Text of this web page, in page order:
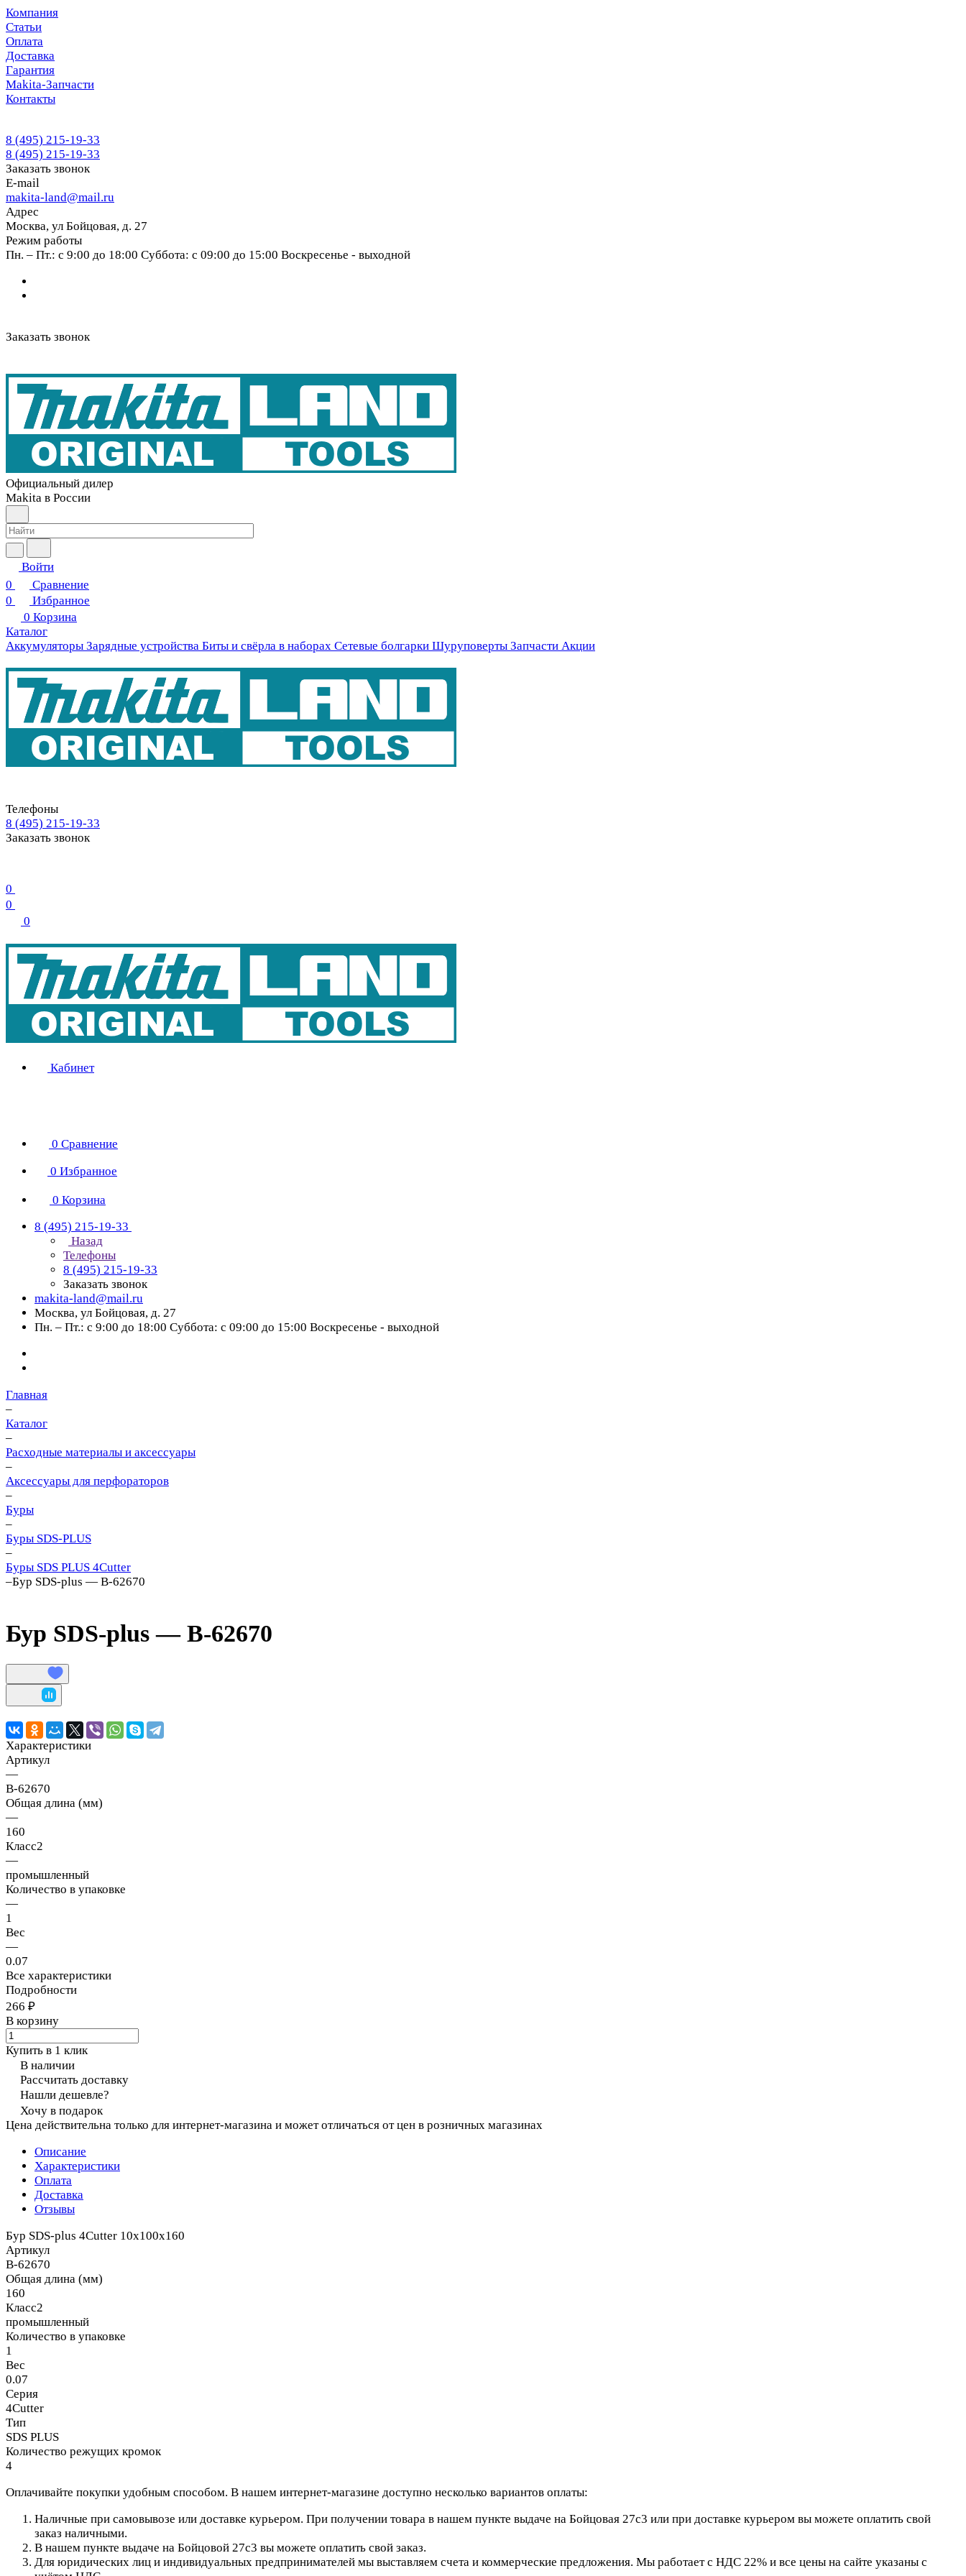
Компания
Статьи
Оплата
Доставка
Гарантия
Makita-Запчасти
Контакты
8 (495) 215-19-33
8 (495) 215-19-33
Заказать звонок
E-mail
makita-land@mail.ru
Адрес
Москва, ул Бойцовая, д. 27
Режим работы
Пн. – Пт.: с 9:00 до 18:00 Суббота: с 09:00 до 15:00 Воскресенье - выходной
Заказать звонок
Официальный дилер
Makita в России
Войти
0
Сравнение
0
Избранное
0 Корзина
Каталог
Аккумуляторы Зарядные устройства Биты и свёрла в наборах Сетевые болгарки Шуруповерты Запчасти Акции
Телефоны
8 (495) 215-19-33
Заказать звонок
0
0
0
Кабинет
0 Сравнение
0 Избранное
0 Корзина
8 (495) 215-19-33
Назад
Телефоны
8 (495) 215-19-33
Заказать звонок
makita-land@mail.ru
Москва, ул Бойцовая, д. 27
Пн. – Пт.: с 9:00 до 18:00 Суббота: с 09:00 до 15:00 Воскресенье - выходной
Главная
–
Каталог
–
Расходные материалы и аксессуары
–
Аксессуары для перфораторов
–
Буры
–
Буры SDS-PLUS
–
Буры SDS PLUS 4Cutter
–Бур SDS-plus — B-62670
Бур SDS-plus — B-62670
Характеристики
Артикул
—
B-62670
Общая длина (мм)
—
160
Класс2
—
промышленный
Количество в упаковке
—
1
Вес
—
0.07
Все характеристики
Подробности
266 ₽
В корзину
Купить в 1 клик
В наличии
Рассчитать доставку
Нашли дешевле?
Хочу в подарок
Цена действительна только для интернет-магазина и может отличаться от цен в розничных магазинах
Описание
Характеристики
Оплата
Доставка
Отзывы
Бур SDS-plus 4Cutter 10x100x160
Артикул
B-62670
Общая длина (мм)
160
Класс2
промышленный
Количество в упаковке
1
Вес
0.07
Серия
4Cutter
Тип
SDS PLUS
Количество режущих кромок
4
Оплачивайте покупки удобным способом. В нашем интернет-магазине доступно несколько вариантов оплаты:
Наличные при самовывозе или доставке курьером. При получении товара в нашем пункте выдаче на Бойцовая 27с3 или при доставке курьером вы можете оплатить свой
заказ наличными.
В нашем пункте выдаче на Бойцовой 27с3 вы можете оплатить свой заказ.
Для юридических лиц и индивидуальных предпринимателей мы выставляем счета и коммерческие предложения. Мы работает с НДС 22% и все цены на сайте указаны с